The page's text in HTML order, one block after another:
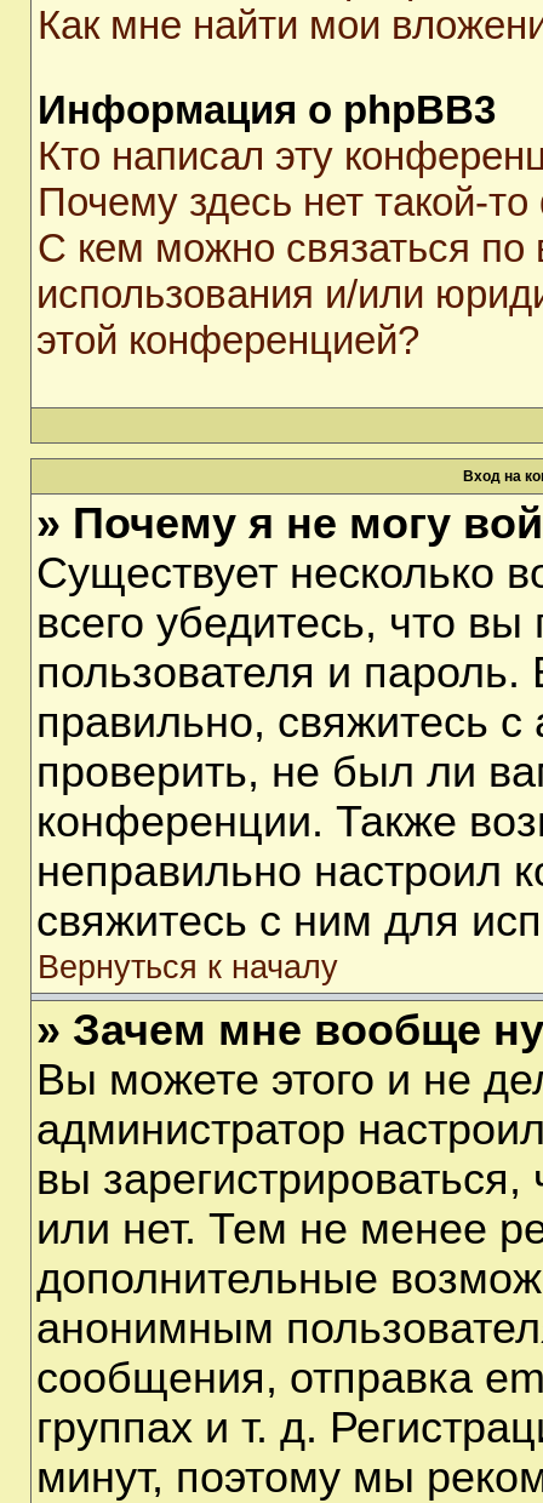
Как мне найти мои
Информация о phpBB3
Кто написал эту
Почему здесь нет такой-
С кем можно связаться по
использования и/или
этой конференцией?
Вход на
» Почему я не могу
Существует несколько
всего убедитесь, что
пользователя и
правильно, свяжитесь
проверить, не был ли
конференции. Также
неправильно настроил
свяжитесь с ним для
Вернуться к началу
» Зачем мне вообще
Вы можете этого и не
администратор
вы
или нет. Тем не менее
дополнительные
анонимным
сообщения, отправка
группах и т. д.
минут, поэтому мы